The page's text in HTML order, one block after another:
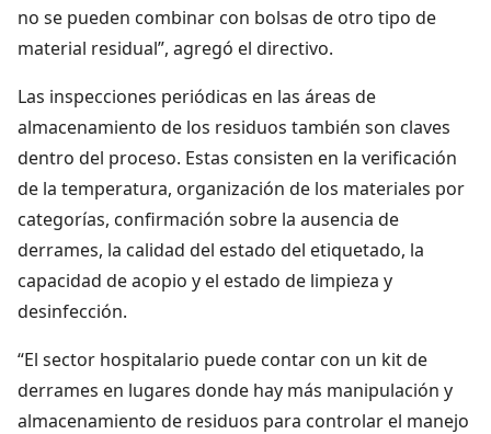
no se pueden combinar con bolsas de otro tipo de
material residual”, agregó el directivo.
Las inspecciones periódicas en las áreas de
almacenamiento de los residuos también son claves
dentro del proceso. Estas consisten en la verificación
de la temperatura, organización de los materiales por
categorías, confirmación sobre la ausencia de
derrames, la calidad del estado del etiquetado, la
capacidad de acopio y el estado de limpieza y
desinfección.
“El sector hospitalario puede contar con un kit de
derrames en lugares donde hay más manipulación y
almacenamiento de residuos para controlar el manejo